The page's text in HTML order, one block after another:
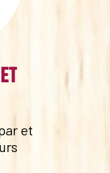
et